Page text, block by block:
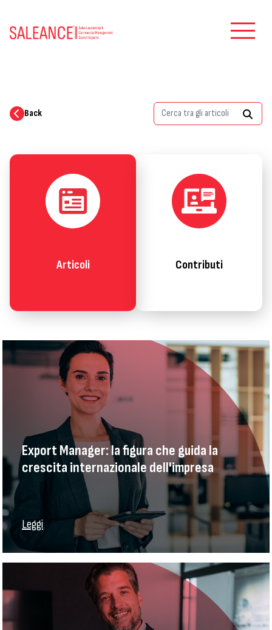
Back
Articoli Contributi
Export Manager: la figura che guida la
crescita internazionale dell'impresa
Leggi